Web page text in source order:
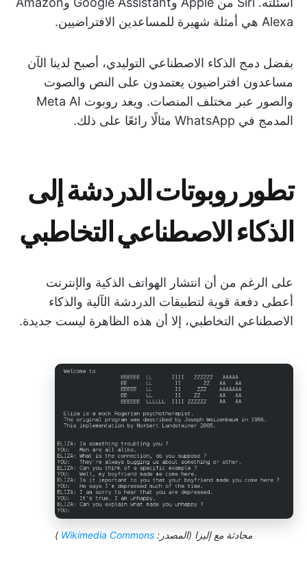
Alexa هي أمثلة شهيرة للمساعدين الافتراضيين.
بفضل دمج الذكاء الاصطناعي التوليدي، أصبح لدينا الآن
مساعدون افتراضيون يعتمدون على النص والصوت
والصور عبر مختلف المنصات. ويعد روبوت Meta AI
المدمج في WhatsApp مثالًا رائعًا على ذلك.
تطور روبوتات الدردشة إلى
الذكاء الاصطناعي التخاطبي
على الرغم من أن انتشار الهواتف الذكية والإنترنت
أعطى دفعة قوية لتطبيقات الدردشة الآلية والذكاء
الاصطناعي التخاطبي، إلا أن هذه الظاهرة ليست جديدة.
محادثة مع إليزا (المصدر: Wikimedia Commons
)